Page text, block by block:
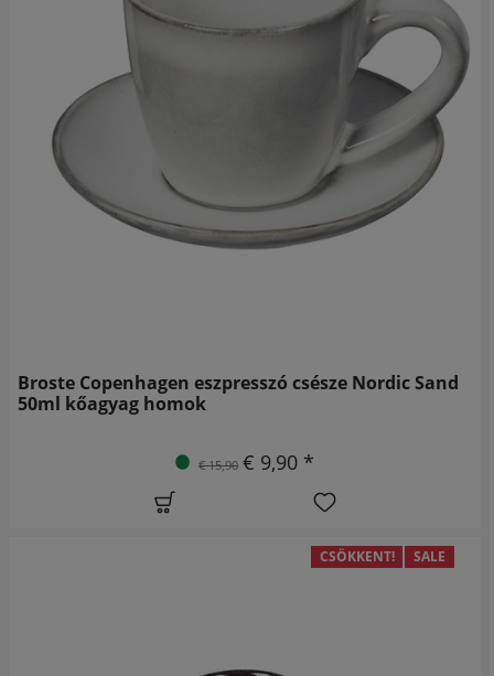
Broste Copenhagen eszpresszó csésze Nordic Sand
50ml kőagyag homok
€ 15,90 € 9,90 *
CSÖKKENT! SALE